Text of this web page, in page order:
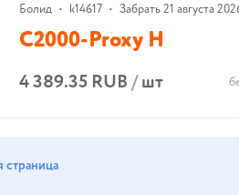
В корзину
Болид • k14617 • Забрать 21 августа
С2000-Proxy H
4 389.35 RUB/шт